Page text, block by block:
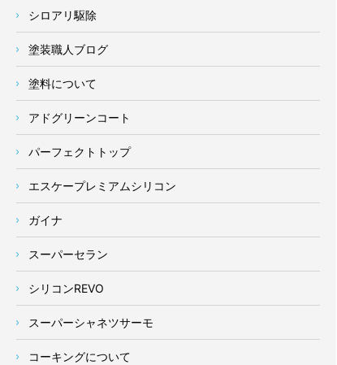
シロアリ駆除
塗装職人ブログ
塗料について
アドグリーンコート
パーフェクトトップ
エスケープレミアムシリコン
ガイナ
スーパーセラン
シリコンREVO
スーパーシャネツサーモ
コーキングについて